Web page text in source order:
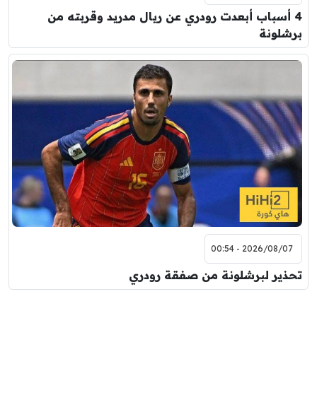
4 أسباب أبعدت رودري عن ريال مدريد وقربته من
برشلونة
2026/08/07 - 00:54
تحذير لبرشلونة من صفقة رودري